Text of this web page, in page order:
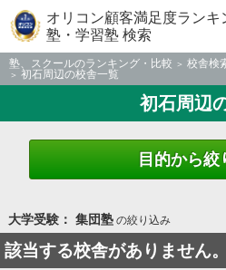
オリコン顧客満足度ランキ
塾・学習塾 検索
塾、スクールのランキング・比較 校舎検
初石周辺の校舎一覧
初石周辺
目的から絞
大学受験： 集団塾の絞り込み
該当する校舎がありません。